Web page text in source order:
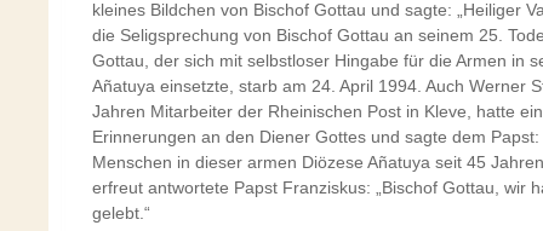
kleines Bildchen von Bischof Gottau und sagte: „Heiliger
die Seligsprechung von Bischof Gottau an seinem 25.
Gottau, der sich mit selbstloser Hingabe für die Armen in
Añatuya einsetzte, starb am 24. April 1994. Auch Werner
Jahren Mitarbeiter der Rheinischen Post in Kleve, hatte
Erinnerungen an den Diener Gottes und sagte dem Papst:
Menschen in dieser armen Diözese Añatuya seit 45
erfreut antwortete Papst Franziskus: „Bischof Gottau, wir
gelebt.“